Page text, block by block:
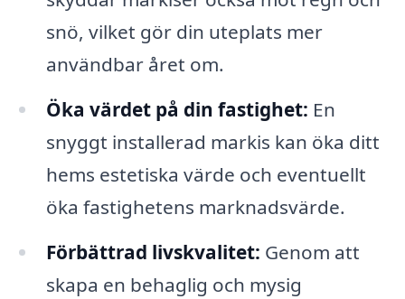
snö, vilket gör din uteplats mer
användbar året om.
Öka värdet på din fastighet: En
snyggt installerad markis kan öka ditt
hems estetiska värde och eventuellt
öka fastighetens marknadsvärde.
Förbättrad livskvalitet: Genom att
skapa en behaglig och mysig